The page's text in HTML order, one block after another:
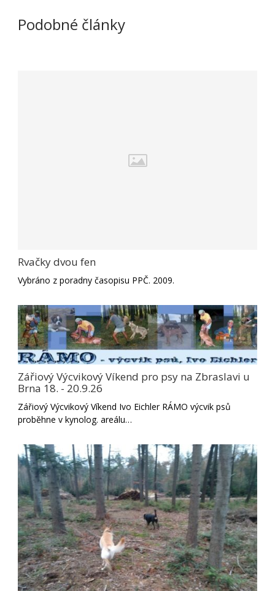
Podobné články
Rvačky dvou fen
Vybráno z poradny časopisu PPČ. 2009.
Zářiový Výcvikový Víkend pro psy na Zbraslavi u
Brna 18. - 20.9.26
Zářiový Výcvikový Víkend Ivo Eichler RÁMO výcvik psů
proběhne v kynolog. areálu…